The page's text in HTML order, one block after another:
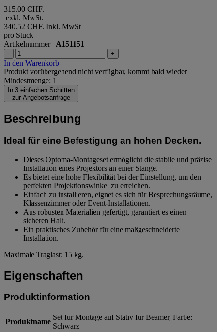
315.00 CHF.
exkl. MwSt.
340.52 CHF. Inkl. MwSt
pro Stück
Artikelnummer A151151
- +
In den Warenkorb
Produkt vorübergehend nicht verfügbar, kommt bald wieder
Mindestmenge: 1
In 3 einfachen Schritten
zur Angebotsanfrage
Beschreibung
Ideal für eine Befestigung an hohen Decken.
Dieses Optoma-Montageset ermöglicht die stabile und präzise
Installation eines Projektors an einer Stange.
Es bietet eine hohe Flexibilität bei der Einstellung, um den
perfekten Projektionswinkel zu erreichen.
Einfach zu installieren, eignet es sich für Besprechungsräume,
Klassenzimmer oder Event-Installationen.
Aus robusten Materialien gefertigt, garantiert es einen
sicheren Halt.
Ein praktisches Zubehör für eine maßgeschneiderte
Installation.
Maximale Traglast: 15 kg.
Eigenschaften
Produktinformation
Produktname
Set für Montage auf Stativ für Beamer, Farbe:
Schwarz